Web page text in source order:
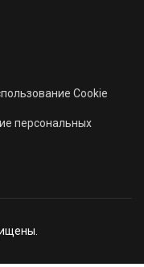
Cookie
персональных